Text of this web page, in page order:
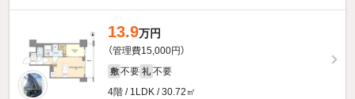
13.9万円
（管理費15,000円）
敷 不要 礼 不要
4階 / 1LDK / 30.72㎡